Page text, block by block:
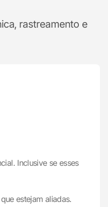
rastreamento e
Inclusive se esses
estejam aliadas.